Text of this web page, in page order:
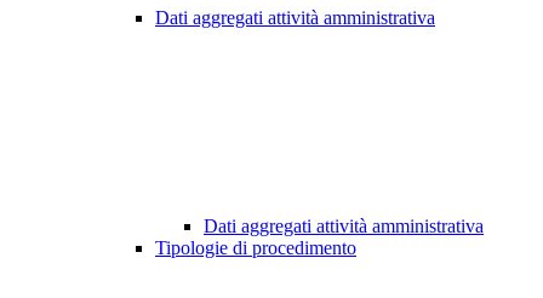
Dati aggregati attività amministrativa
Dati aggregati attività amministrativa
Tipologie di procedimento